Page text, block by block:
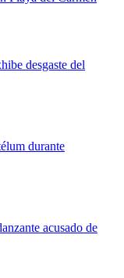
desgaste del
durante
acusado de